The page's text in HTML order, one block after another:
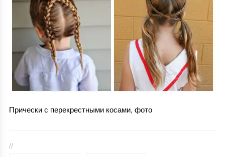
Прически с перекрестными косами, фото
//